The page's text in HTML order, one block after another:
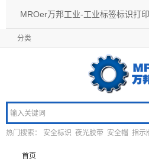
MROer万邦工业-工业标签标识打
分类
热门搜索： 安全标识 夜光胶带 安全帽 指示
首页